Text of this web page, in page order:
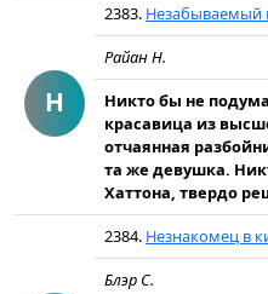
Н
2383. Незабываемый
Райан Н.
Никто бы не
красавица из
отчаянная
та же девушка.
Хаттона, твердо
2384. Незнакомец в
Блэр С.